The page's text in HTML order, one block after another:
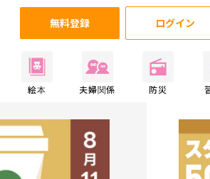
無料登録 ログイン
絵本 夫婦関係 防災